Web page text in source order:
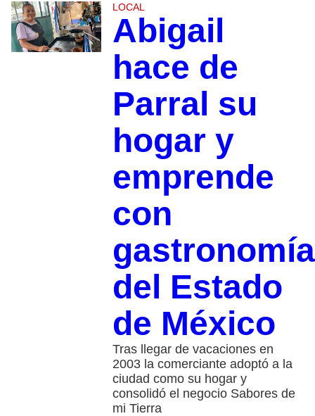
LOCAL
Abigail
hace de
Parral su
hogar y
emprende
con
gastronomía
del Estado
de México
Tras llegar de vacaciones en
2003 la comerciante adoptó a la
ciudad como su hogar y
consolidó el negocio Sabores de
mi Tierra